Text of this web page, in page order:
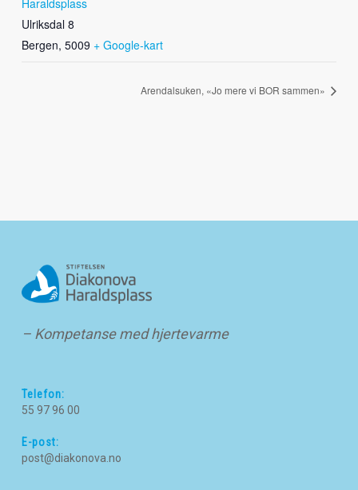
Haraldsplass
Ulriksdal 8
Bergen, 5009 + Google-kart
Arendalsuken, «Jo mere vi BOR sammen»
– Kompetanse med hjertevarme
Telefon:
55 97 96 00
E-post:
post@diakonova.no